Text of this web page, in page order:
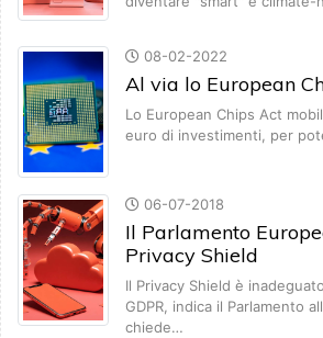
08-02-2022
Al via lo European
Lo European Chips Act
euro di investimenti, per
06-07-2018
Il Parlamento
Privacy Shield
Il Privacy Shield è
GDPR, indica il Parlamento
chiede…